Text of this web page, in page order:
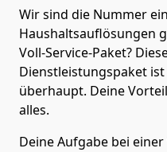
Wir sind die Nummer
Haushaltsauflösungen
Voll-Service-Paket?
Dienstleistungspaket ist
überhaupt. Deine
alles.
Deine Aufgabe bei